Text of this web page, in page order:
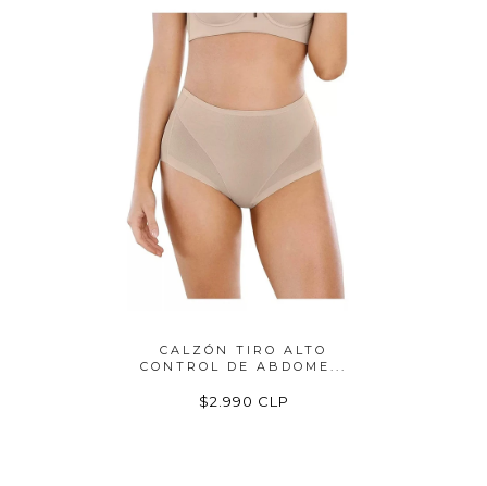
CALZÓN TIRO ALTO
CONTROL DE ABDOME...
$2.990 CLP